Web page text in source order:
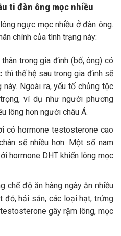
ti đàn ông mọc nhiều
ngực mọc nhiều ở đàn ông.
chính của tình trạng này:
trong gia đình (bố, ông) có
thì thế hệ sau trong gia đình sẽ
Ngoài ra, yếu tố chủng tộc
ví dụ như người phương
lông hơn người châu Á.
có hormone testosterone cao
sẽ nhiều hơn. Một số nam
hormone DHT khiến lông mọc
chế độ ăn hàng ngày ăn nhiều
đỏ, hải sản, các loại hạt, trứng
gây rậm lông, mọc